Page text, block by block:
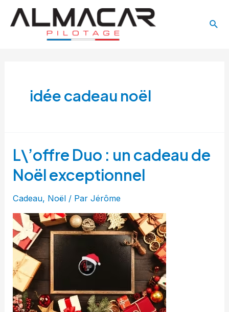
Aller
idée cadeau noël
L\’offre Duo : un cadeau de
Noël exceptionnel
Cadeau, Noël / ParJérôme